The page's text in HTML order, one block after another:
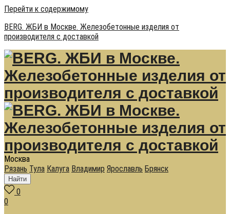
Перейти к содержимому
BERG. ЖБИ в Москве. Железобетонные изделия от
производителя с доставкой
Москва
Рязань Тула Калуга Владимир Ярославль Брянск
Найти
0
0